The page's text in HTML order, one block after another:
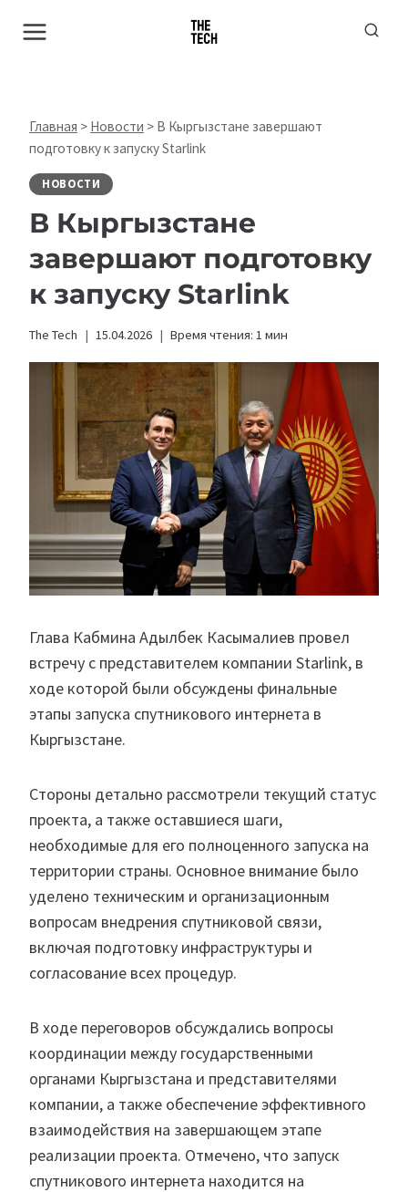
Главная > Новости > В Кыргызстане завершают
подготовку к запуску Starlink
НОВОСТИ
В Кыргызстане
завершают подготовку
к запуску Starlink
The Tech 15.04.2026 Время чтения: 1 мин
Глава Кабмина Адылбек Касымалиев провел
встречу с представителем компании Starlink, в
ходе которой были обсуждены финальные
этапы запуска спутникового интернета в
Кыргызстане.
Стороны детально рассмотрели текущий статус
проекта, а также оставшиеся шаги,
необходимые для его полноценного запуска на
территории страны. Основное внимание было
уделено техническим и организационным
вопросам внедрения спутниковой связи,
включая подготовку инфраструктуры и
согласование всех процедур.
В ходе переговоров обсуждались вопросы
координации между государственными
органами Кыргызстана и представителями
компании, а также обеспечение эффективного
взаимодействия на завершающем этапе
реализации проекта. Отмечено, что запуск
спутникового интернета находится на